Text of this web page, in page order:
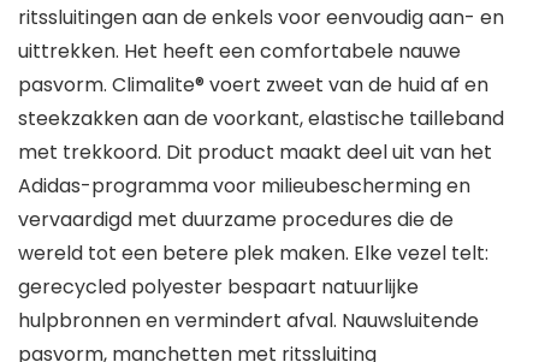
ritssluitingen aan de enkels voor eenvoudig aan- en
uittrekken. Het heeft een comfortabele nauwe
pasvorm. Climalite® voert zweet van de huid af en
steekzakken aan de voorkant, elastische tailleband
met trekkoord. Dit product maakt deel uit van het
Adidas-programma voor milieubescherming en
vervaardigd met duurzame procedures die de
wereld tot een betere plek maken. Elke vezel telt:
gerecycled polyester bespaart natuurlijke
hulpbronnen en vermindert afval. Nauwsluitende
pasvorm, manchetten met ritssluiting